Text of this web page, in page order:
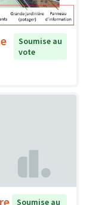
Soumise au
vote
Soumise au